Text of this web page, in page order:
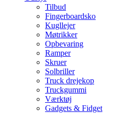
Tilbud
Fingerboardsko
Kugllejer
Møtrikker
Opbevaring
Ramper
Skruer
Solbriller
Truck drejekop
Truckgummi
Værktøj
Gadgets & Fidget